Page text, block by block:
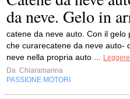
da neve. Gelo in
catene da neve auto. Con il
che curarecatene da neve auto-
neve nella propria auto ...
Da Chiaramarina
PASSIONE MOTORI